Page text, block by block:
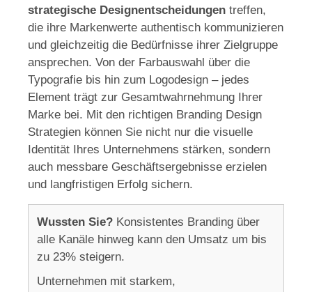
strategische Designentscheidungen treffen,
die ihre Markenwerte authentisch kommunizieren
und gleichzeitig die Bedürfnisse ihrer Zielgruppe
ansprechen. Von der Farbauswahl über die
Typografie bis hin zum Logodesign – jedes
Element trägt zur Gesamtwahrnehmung Ihrer
Marke bei. Mit den richtigen Branding Design
Strategien können Sie nicht nur die visuelle
Identität Ihres Unternehmens stärken, sondern
auch messbare Geschäftsergebnisse erzielen
und langfristigen Erfolg sichern.
Wussten Sie? Konsistentes Branding über
alle Kanäle hinweg kann den Umsatz um bis
zu 23% steigern.
Unternehmen mit starkem,